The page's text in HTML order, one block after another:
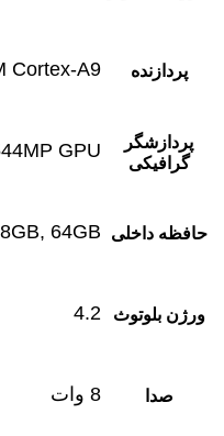
پردازنده Cortex-A9
پردازشگر
گرافیکی
GPU
حافظه داخلی 64GB
ورژن بلوتوث 4.2
صدا 8 وات